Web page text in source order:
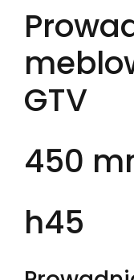
GTV
450
h45